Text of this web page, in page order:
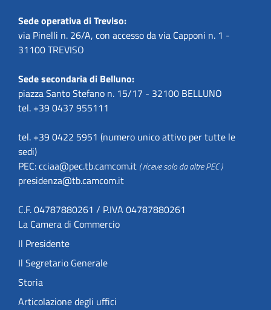
Sede operativa di Treviso:
via Pinelli n. 26/A, con accesso da via Capponi n. 1 -
31100 TREVISO
Sede secondaria di Belluno:
piazza Santo Stefano n. 15/17 - 32100 BELLUNO
tel. +39 0437 955111
tel. +39 0422 5951 (numero unico attivo per tutte le
sedi)
PEC:cciaa@pec.tb.camcom.it ( riceve solo da altre PEC )
presidenza@tb.camcom.it
C.F. 04787880261 / P.IVA 04787880261
La Camera di Commercio
Il Presidente
Il Segretario Generale
Storia
Articolazione degli uffici